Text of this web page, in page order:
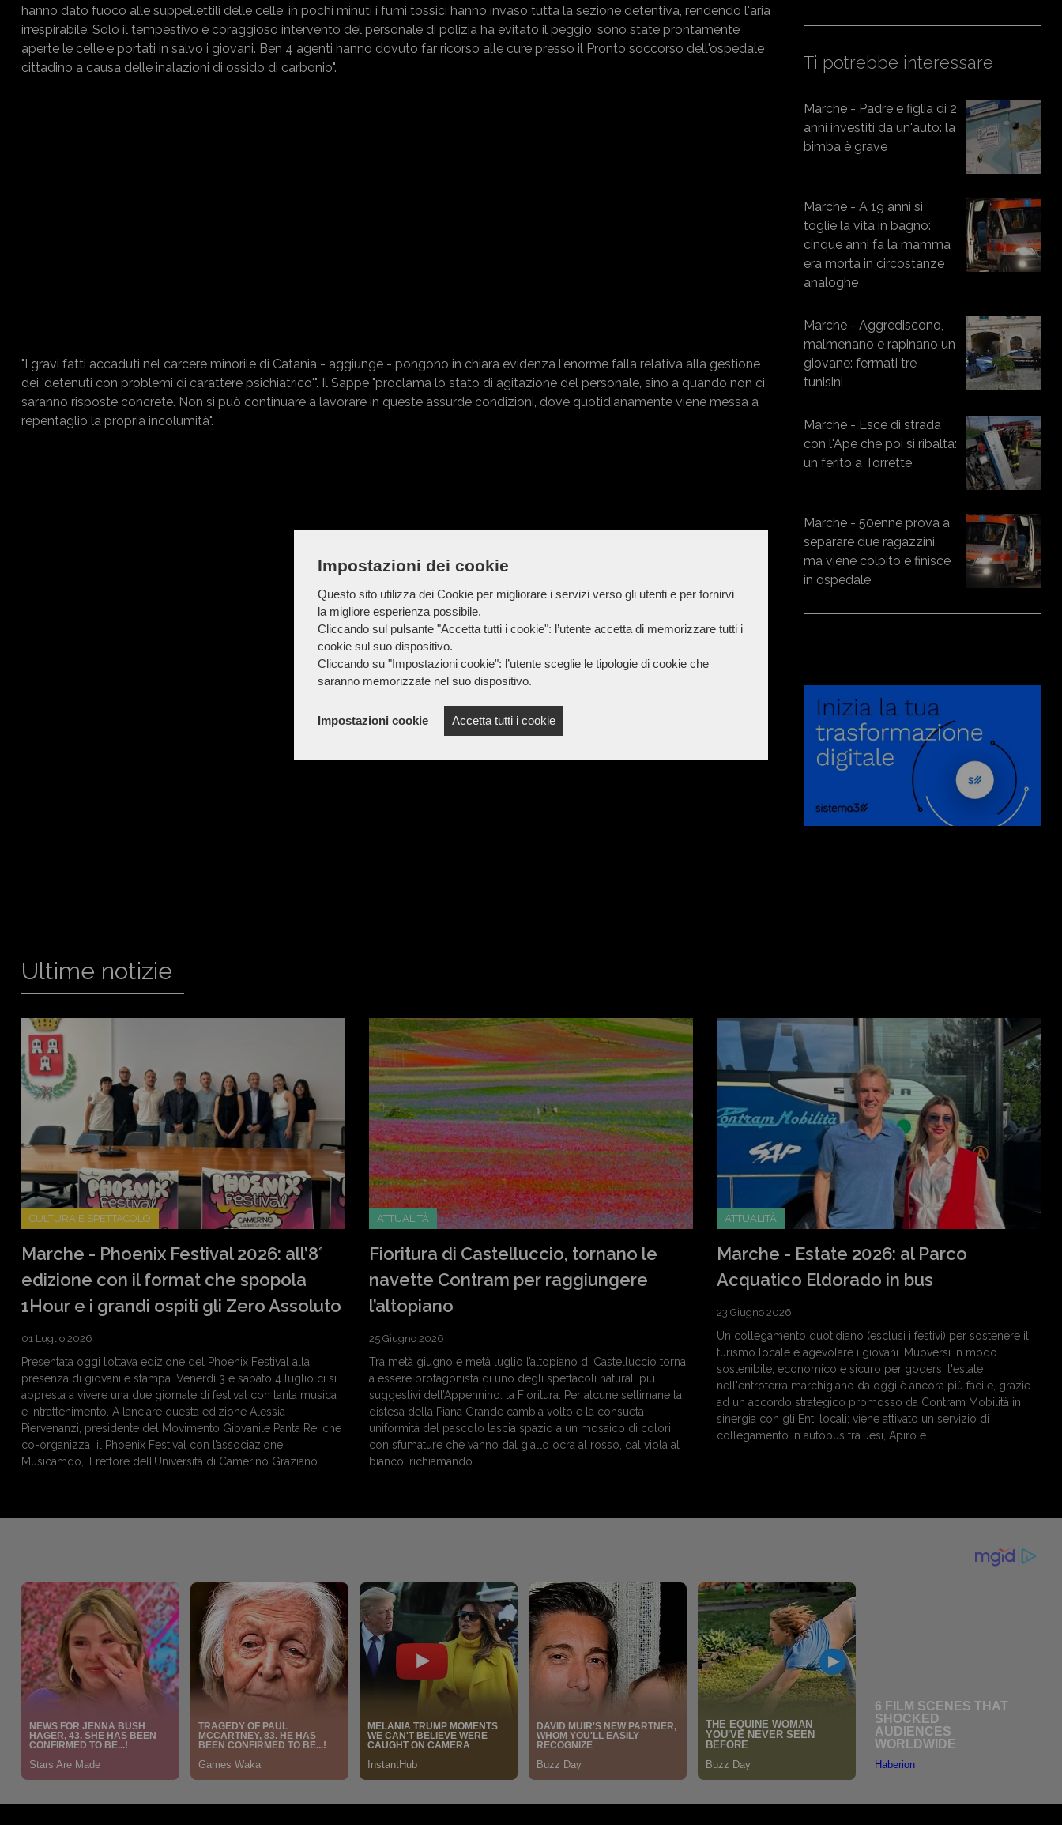
Impostazioni dei cookie
Questo sito utilizza dei Cookie per migliorare i servizi verso gli utenti e per fornirvi
la migliore esperienza possibile.
Cliccando sul pulsante "Accetta tutti i cookie": l’utente accetta di memorizzare tutti i
cookie sul suo dispositivo.
Cliccando su "Impostazioni cookie": l’utente sceglie le tipologie di cookie che
saranno memorizzate nel suo dispositivo.
Impostazioni cookie Accetta tutti i cookie
hanno dato fuoco alle suppellettili delle celle: in pochi minuti i fumi tossici hanno invaso tutta la sezione detentiva, rendendo l'aria
irrespirabile. Solo il tempestivo e coraggioso intervento del personale di polizia ha evitato il peggio; sono state prontamente
aperte le celle e portati in salvo i giovani. Ben 4 agenti hanno dovuto far ricorso alle cure presso il Pronto soccorso dell'ospedale
cittadino a causa delle inalazioni di ossido di carbonio".
"I gravi fatti accaduti nel carcere minorile di Catania - aggiunge - pongono in chiara evidenza l'enorme falla relativa alla gestione
dei 'detenuti con problemi di carattere psichiatrico'". Il Sappe "proclama lo stato di agitazione del personale, sino a quando non ci
saranno risposte concrete. Non si può continuare a lavorare in queste assurde condizioni, dove quotidianamente viene messa a
repentaglio la propria incolumità".
Ti potrebbe interessare
Marche - Padre e figlia di 2
anni investiti da un'auto: la
bimba è grave
Marche - A 19 anni si
toglie la vita in bagno:
cinque anni fa la mamma
era morta in circostanze
analoghe
Marche - Aggrediscono,
malmenano e rapinano un
giovane: fermati tre
tunisini
Marche - Esce di strada
con l'Ape che poi si ribalta:
un ferito a Torrette
Marche - 50enne prova a
separare due ragazzini,
ma viene colpito e finisce
in ospedale
Ultime notizie
CULTURA E SPETTACOLO
Marche - Phoenix Festival 2026: all’8°
edizione con il format che spopola
1Hour e i grandi ospiti gli Zero Assoluto
01 Luglio 2026
Presentata oggi l’ottava edizione del Phoenix Festival alla
presenza di giovani e stampa. Venerdì 3 e sabato 4 luglio ci si
appresta a vivere una due giornate di festival con tanta musica
e intrattenimento. A lanciare questa edizione Alessia
Piervenanzi, presidente del Movimento Giovanile Panta Rei che
co-organizza il Phoenix Festival con l’associazione
Musicamdo, il rettore dell’Università di Camerino Graziano...
ATTUALITÀ
Fioritura di Castelluccio, tornano le
navette Contram per raggiungere
l’altopiano
25 Giugno 2026
Tra metà giugno e metà luglio l’altopiano di Castelluccio torna
a essere protagonista di uno degli spettacoli naturali più
suggestivi dell’Appennino: la Fioritura. Per alcune settimane la
distesa della Piana Grande cambia volto e la consueta
uniformità del pascolo lascia spazio a un mosaico di colori,
con sfumature che vanno dal giallo ocra al rosso, dal viola al
bianco, richiamando...
ATTUALITÀ
Marche - Estate 2026: al Parco
Acquatico Eldorado in bus
23 Giugno 2026
Un collegamento quotidiano (esclusi i festivi) per sostenere il
turismo locale e agevolare i giovani. Muoversi in modo
sostenibile, economico e sicuro per godersi l'estate
nell'entroterra marchigiano da oggi è ancora più facile, grazie
ad un accordo strategico promosso da Contram Mobilità in
sinergia con gli Enti locali; viene attivato un servizio di
collegamento in autobus tra Jesi, Apiro e...